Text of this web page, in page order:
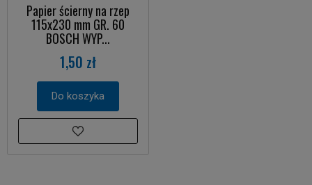
Papier ścierny na rzep
115x230 mm GR. 60
BOSCH WYP...
1,50 zł
Do koszyka